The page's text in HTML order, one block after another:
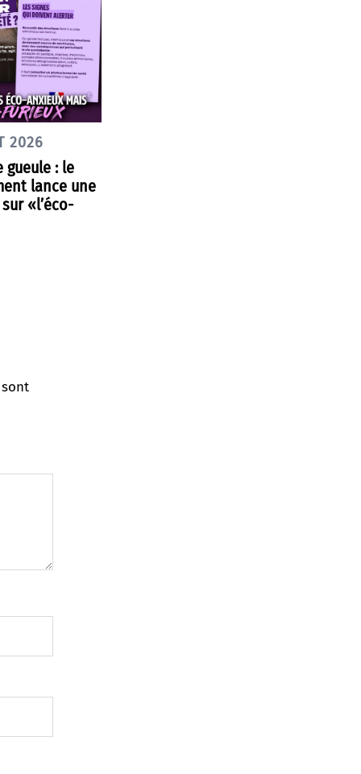
2026
gueule : le
lance une
«l’éco-